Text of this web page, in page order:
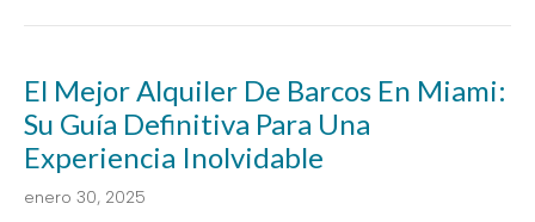
El Mejor Alquiler De Barcos En Miami:
Su Guía Definitiva Para Una
Experiencia Inolvidable
enero 30, 2025